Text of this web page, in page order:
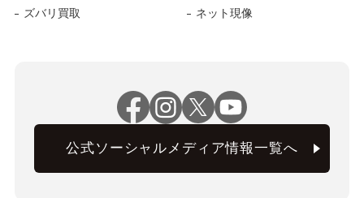
ズバリ買取 ネット現像
公式ソーシャルメディア情報一覧へ